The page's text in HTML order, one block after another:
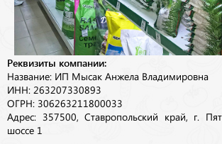
Реквизиты компании:
Название: ИП Мысак Анжела Владимировна
ИНН: 263207330893
ОГРН: 306263211800033
Адрес: 357500, Ставропольский край, г.
шоссе 1